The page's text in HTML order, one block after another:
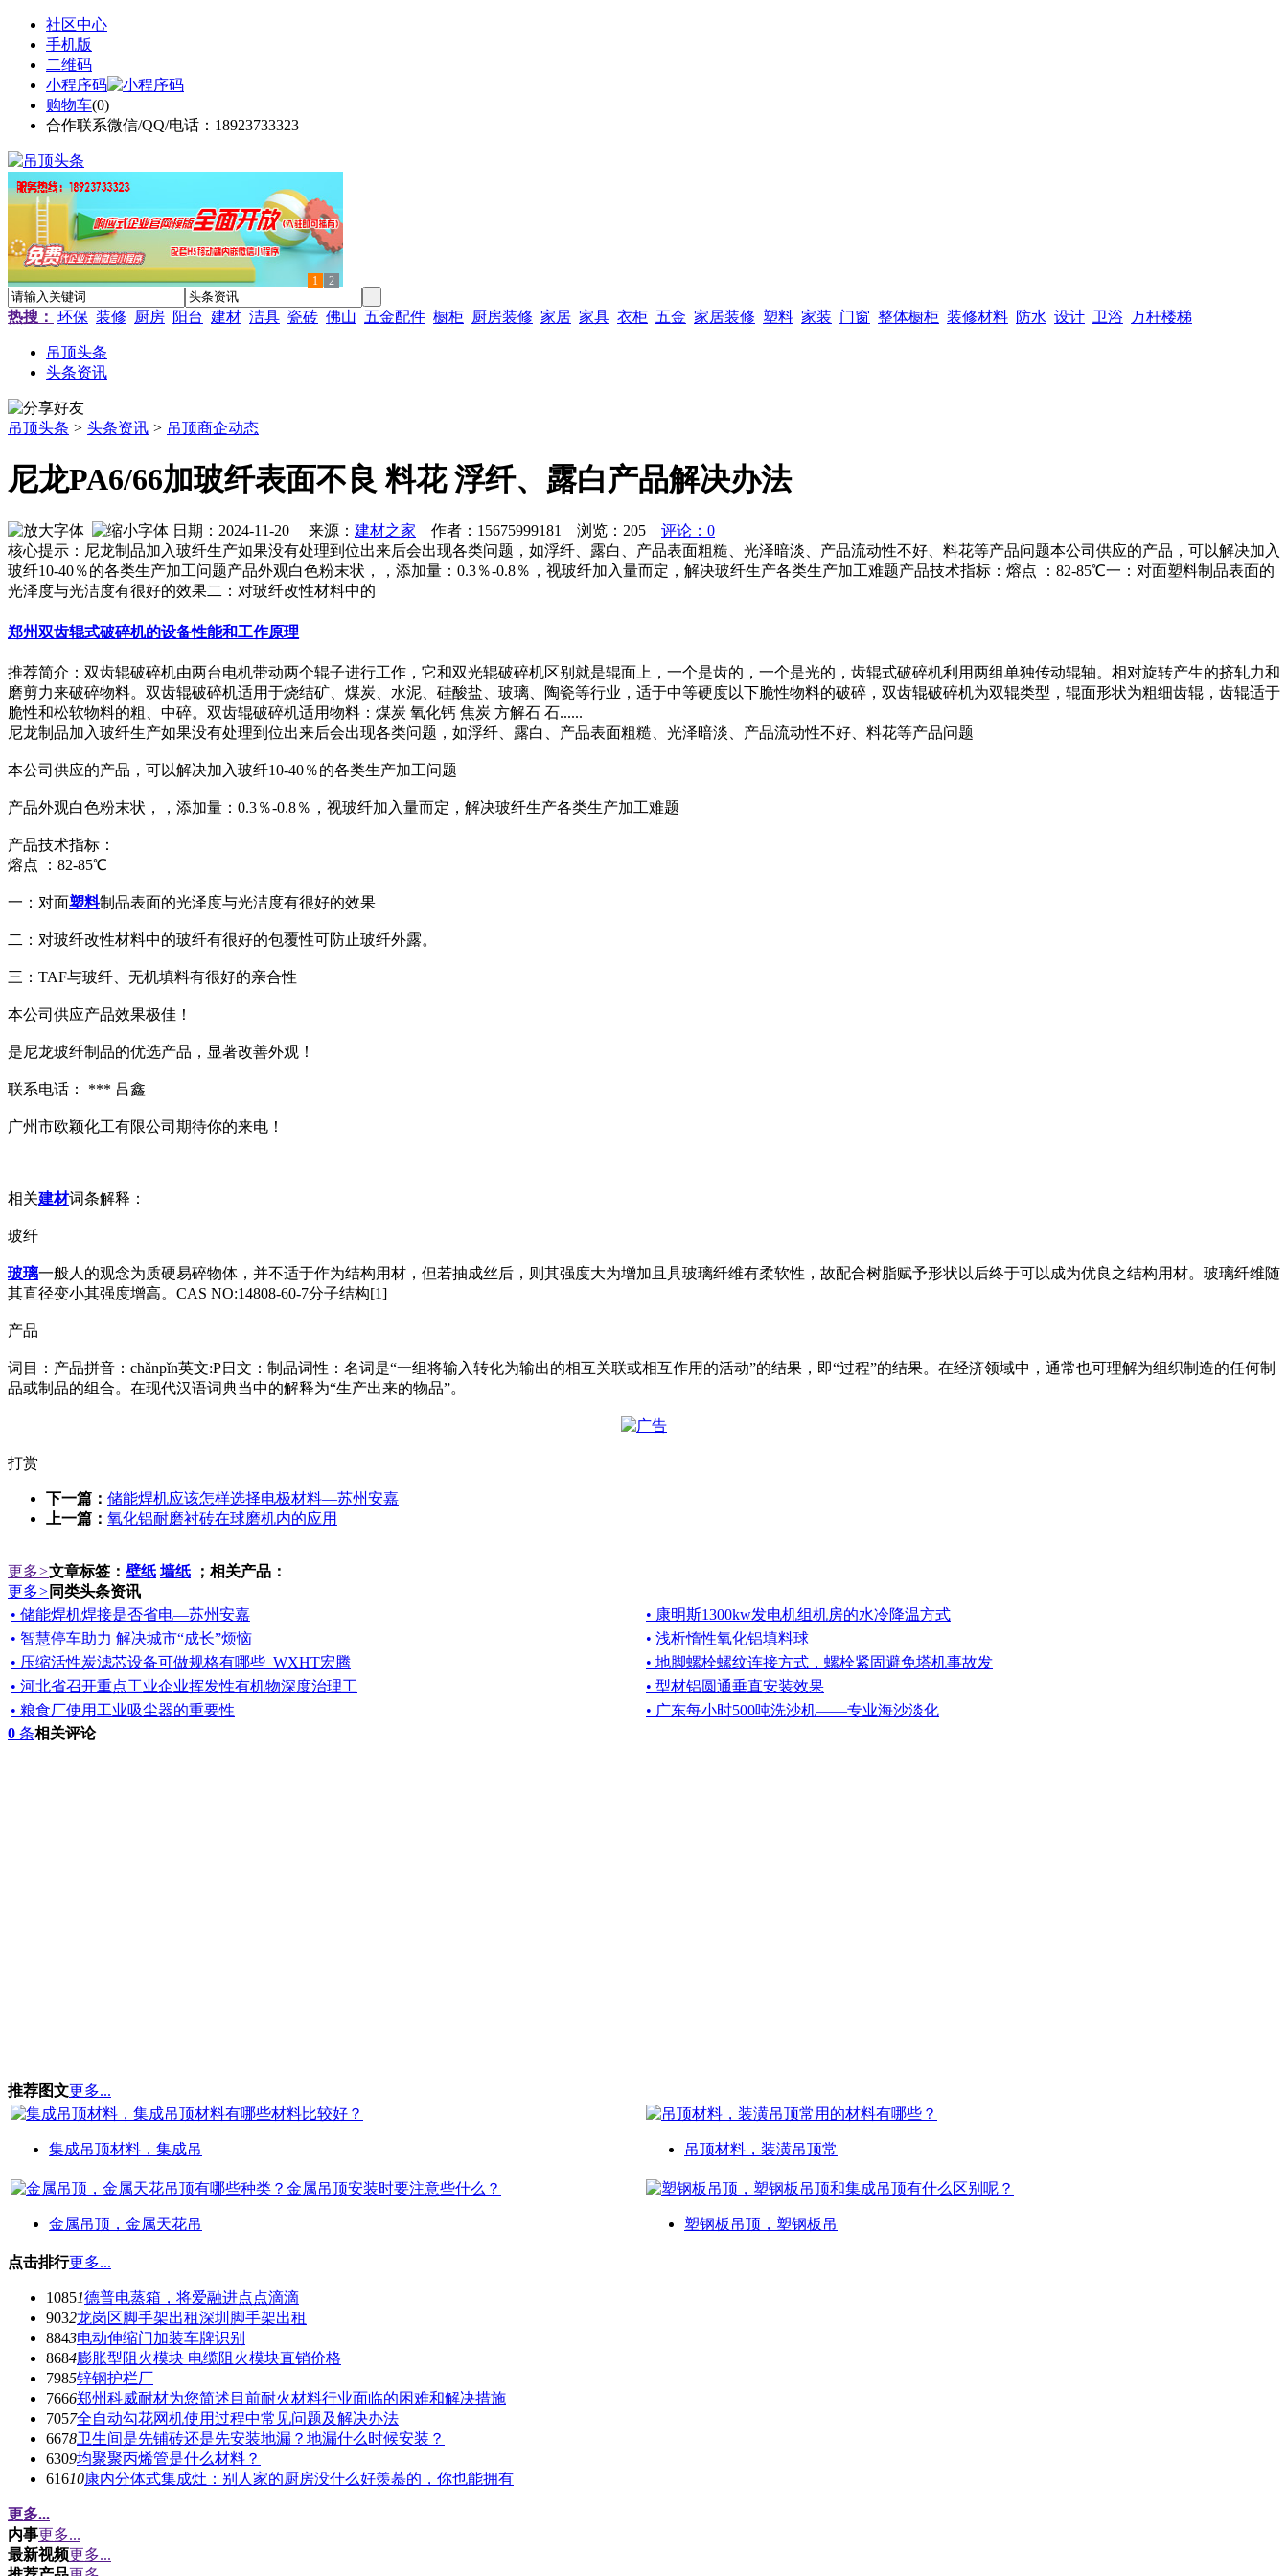
社区中心
手机版
二维码
小程序码
购物车(0)
合作联系微信/QQ/电话：18923733323
1 2
热搜： 环保 装修 厨房 阳台 建材 洁具 瓷砖 佛山 五金配件 橱柜 厨房装修 家居 家具 衣柜 五金 家居装修 塑料 家装 门窗 整体橱柜 装修材料 防水 设计 卫浴 万杆楼梯
吊顶头条
头条资讯
吊顶头条 > 头条资讯 > 吊顶商企动态
尼龙PA6/66加玻纤表面不良 料花 浮纤、露白产品解决办法
日期：2024-11-20 来源： 建材之家 作者：15675999181 浏览： 205
评论：0
核心提示：尼龙制品加入玻纤生产如果没有处理到位出来后会出现各类问题，如浮纤、露白、产品表面粗糙、光泽暗淡、产品流动性不好、料花等产品问题本公司供应的产品，可以解决加入
玻纤10-40％的各类生产加工问题产品外观白色粉末状，，添加量：0.3％-0.8％，视玻纤加入量而定，解决玻纤生产各类生产加工难题产品技术指标：熔点 ：82-85℃一：对面塑料制品表面的
光泽度与光洁度有很好的效果二：对玻纤改性材料中的
郑州双齿辊式破碎机的设备性能和工作原理
推荐简介：双齿辊破碎机由两台电机带动两个辊子进行工作，它和双光辊破碎机区别就是辊面上，一个是齿的，一个是光的，齿辊式破碎机利用两组单独传动辊轴。相对旋转产生的挤轧力和
磨剪力来破碎物料。双齿辊破碎机适用于烧结矿、煤炭、水泥、硅酸盐、玻璃、陶瓷等行业，适于中等硬度以下脆性物料的破碎，双齿辊破碎机为双辊类型，辊面形状为粗细齿辊，齿辊适于
脆性和松软物料的粗、中碎。双齿辊破碎机适用物料：煤炭 氧化钙 焦炭 方解石 石......
尼龙制品加入玻纤生产如果没有处理到位出来后会出现各类问题，如浮纤、露白、产品表面粗糙、光泽暗淡、产品流动性不好、料花等产品问题
本公司供应的产品，可以解决加入玻纤10-40％的各类生产加工问题
产品外观白色粉末状，，添加量：0.3％-0.8％，视玻纤加入量而定，解决玻纤生产各类生产加工难题
产品技术指标：
熔点 ：82-85℃
一：对面塑料制品表面的光泽度与光洁度有很好的效果
二：对玻纤改性材料中的玻纤有很好的包覆性可防止玻纤外露。
三：TAF与玻纤、无机填料有很好的亲合性
本公司供应产品效果极佳！
是尼龙玻纤制品的优选产品，显著改善外观！
联系电话： *** 吕鑫
广州市欧颖化工有限公司期待你的来电！
相关建材词条解释：
玻纤
玻璃一般人的观念为质硬易碎物体，并不适于作为结构用材，但若抽成丝后，则其强度大为增加且具玻璃纤维有柔软性，故配合树脂赋予形状以后终于可以成为优良之结构用材。玻璃纤维随
其直径变小其强度增高。CAS NO:14808-60-7分子结构[1]
产品
词目：产品拼音：chǎnpǐn英文:P日文：制品词性：名词是“一组将输入转化为输出的相互关联或相互作用的活动”的结果，即“过程”的结果。在经济领域中，通常也可理解为组织制造的任何制
品或制品的组合。在现代汉语词典当中的解释为“生产出来的物品”。
打赏
下一篇： 储能焊机应该怎样选择电极材料—苏州安嘉
上一篇： 氧化铝耐磨衬砖在球磨机内的应用
更多>文章标签： 壁纸 墙纸 ；相关产品：
更多> 同类头条资讯
• 储能焊机焊接是否省电—苏州安嘉
• 康明斯1300kw发电机组机房的水冷降温方式
• 智慧停车助力 解决城市“成长”烦恼
• 浅析惰性氧化铝填料球
• 压缩活性炭滤芯设备可做规格有哪些_WXHT宏腾
• 地脚螺栓螺纹连接方式，螺栓紧固避免塔机事故发
• 河北省召开重点工业企业挥发性有机物深度治理工
• 型材铝圆通垂直安装效果
• 粮食厂使用工业吸尘器的重要性
• 广东每小时500吨洗沙机——专业海沙淡化
0 条相关评论
推荐图文更多...
集成吊顶材料，集成吊 吊顶材料，装潢吊顶常
金属吊顶，金属天花吊 塑钢板吊顶，塑钢板吊
点击排行更多...
10851德普电蒸箱，将爱融进点点滴滴
9032龙岗区脚手架出租深圳脚手架出租
8843电动伸缩门加装车牌识别
8684膨胀型阻火模块 电缆阻火模块直销价格
7985锌钢护栏厂
7666郑州科威耐材为您简述目前耐火材料行业面临的困难和解决措施
7057全自动勾花网机使用过程中常见问题及解决办法
6678卫生间是先铺砖还是先安装地漏？地漏什么时候安装？
6309均聚聚丙烯管是什么材料？
61610康内分体式集成灶：别人家的厨房没什么好羡慕的，你也能拥有
更多...
内事更多...
最新视频更多...